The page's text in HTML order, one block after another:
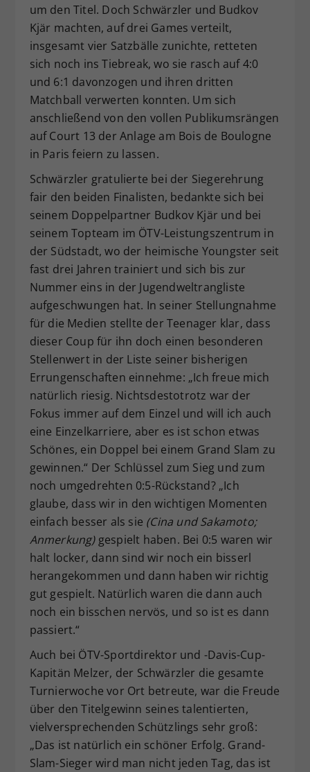
um den Titel. Doch Schwärzler und Budkov
Kjär machten, auf drei Games verteilt,
insgesamt vier Satzbälle zunichte, retteten
sich noch ins Tiebreak, wo sie rasch auf 4:0
und 6:1 davonzogen und ihren dritten
Matchball verwerten konnten. Um sich
anschließend von den vollen Publikumsrängen
auf Court 13 der Anlage am Bois de Boulogne
in Paris feiern zu lassen.
Schwärzler gratulierte bei der Siegerehrung
fair den beiden Finalisten, bedankte sich bei
seinem Doppelpartner Budkov Kjär und bei
seinem Topteam im ÖTV-Leistungszentrum in
der Südstadt, wo der heimische Youngster seit
fast drei Jahren trainiert und sich bis zur
Nummer eins in der Jugendweltrangliste
aufgeschwungen hat. In seiner Stellungnahme
für die Medien stellte der Teenager klar, dass
dieser Coup für ihn doch einen besonderen
Stellenwert in der Liste seiner bisherigen
Errungenschaften einnehme: „Ich freue mich
natürlich riesig. Nichtsdestotrotz war der
Fokus immer auf dem Einzel und will ich auch
eine Einzelkarriere, aber es ist schon etwas
Schönes, ein Doppel bei einem Grand Slam zu
gewinnen.“ Der Schlüssel zum Sieg und zum
noch umgedrehten 0:5-Rückstand? „Ich
glaube, dass wir in den wichtigen Momenten
einfach besser als sie (Cina und Sakamoto;
Anmerkung)gespielt haben. Bei 0:5 waren wir
halt locker, dann sind wir noch ein bisserl
herangekommen und dann haben wir richtig
gut gespielt. Natürlich waren die dann auch
noch ein bisschen nervös, und so ist es dann
passiert.“
Auch bei ÖTV-Sportdirektor und -Davis-Cup-
Kapitän Melzer, der Schwärzler die gesamte
Turnierwoche vor Ort betreute, war die Freude
über den Titelgewinn seines talentierten,
vielversprechenden Schützlings sehr groß:
„Das ist natürlich ein schöner Erfolg. Grand-
Slam-Sieger wird man nicht jeden Tag, das ist